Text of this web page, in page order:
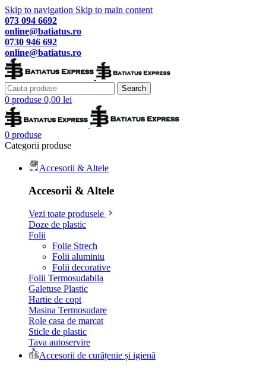
Skip to navigation Skip to main content
073 094 6692
online@batiatus.ro
0730 946 692
online@batiatus.ro
Search
0 produse 0,00 lei
0 produse
Categorii produse
Accesorii & Altele
Accesorii & Altele
Vezi toate produsele
Doze de plastic
Folii
Folie Strech
Folii aluminiu
Folii decorative
Folii Termosudabila
Galetuse Plastic
Hartie de copt
Masina Termosudare
Role casa de marcat
Sticle de plastic
Tava autoservire
Accesorii de curățenie și igienă